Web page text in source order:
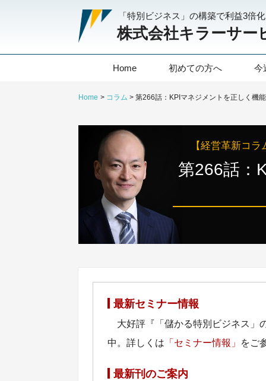
「特別ビジネス」の構築で利益3倍
株式会社キラーサー
Home 初めての方へ 今
Home コラム
【経営革新コ
第266話：
最新セミナー情報
大好評『「儲かる特別ビジネス」
中。詳しくは 「セミナー情報」 をご
最新刊のご案内